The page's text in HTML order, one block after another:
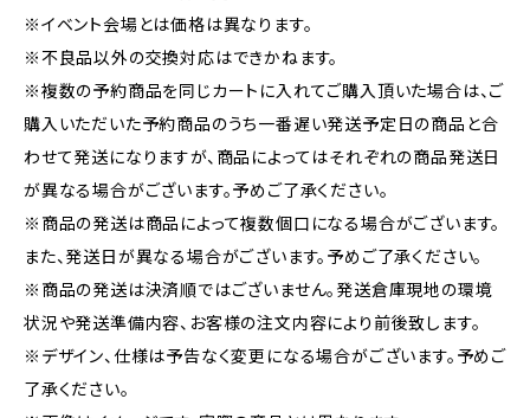
※イベント会場とは価格は異なります。
※不良品以外の交換対応はできかねます。
※複数の予約商品を同じカートに入れてご購入頂いた場合は、ご
購入いただいた予約商品のうち一番遅い発送予定日の商品と合
わせて発送になりますが、商品によってはそれぞれの商品発送日
が異なる場合がございます。予めご了承ください。
※商品の発送は商品によって複数個口になる場合がございます。
また、発送日が異なる場合がございます。予めご了承ください。
※商品の発送は決済順ではございません。発送倉庫現地の環境
状況や発送準備内容、お客様の注文内容により前後致します。
※デザイン、仕様は予告なく変更になる場合がございます。予めご
了承ください。